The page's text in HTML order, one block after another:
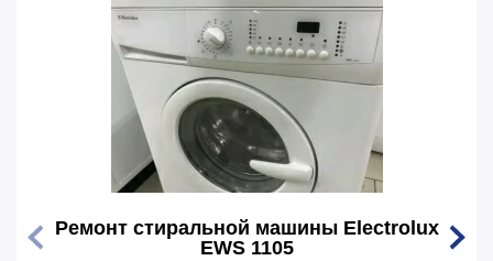
Ремонт стиральной машины Electrolux
EWS 1105